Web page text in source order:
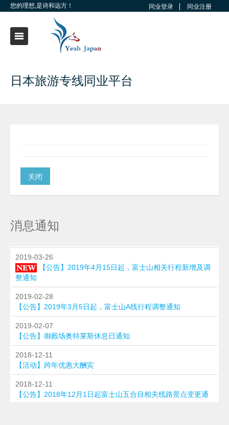
您的理想,是诗和远方！ 同业登录 同业注册
日本旅游专线同业平台
关闭
消息通知
2019-03-26
【公告】2019年4月15日起，富士山相关行程新增及调
整通知
2019-02-28
【公告】2019年3月5日起，富士山A线行程调整通知
2019-02-07
【公告】御殿场奥特莱斯休息日通知
2018-12-11
【活动】跨年优惠大酬宾
2018-12-11
【公告】2018年12月1日起富士山五合目相关线路景点变更通